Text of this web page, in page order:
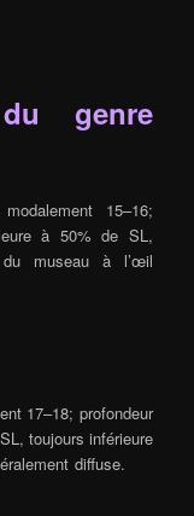
genre
15–16;
à 50% de SL,
museau à l’œil
définie.
17–18; profondeur
toujours inférieure
diffuse.